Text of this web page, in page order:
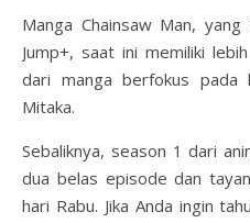
Manga Chainsaw Man,
Jump+, saat ini memiliki
dari manga berfokus pada
Mitaka.
Sebaliknya, season 1 dari
dua belas episode dan
hari Rabu. Jika Anda ingin